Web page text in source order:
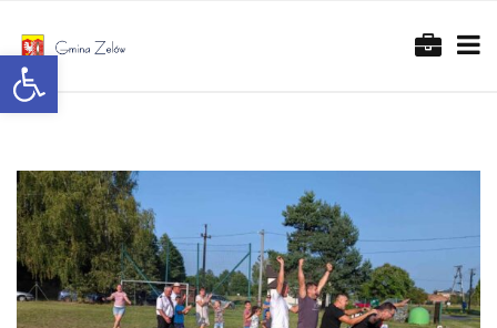
Otwórz pasek narzędzi